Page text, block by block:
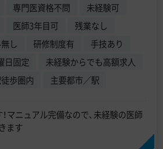
専門医資格不問
未経験可
医師3年目可
残業なし
し
研修制度有
手技あり
日固定
未経験からでも高額求人
歩圏内 主要都市／駅
マニュアル完備なので、未経験の医師
ます